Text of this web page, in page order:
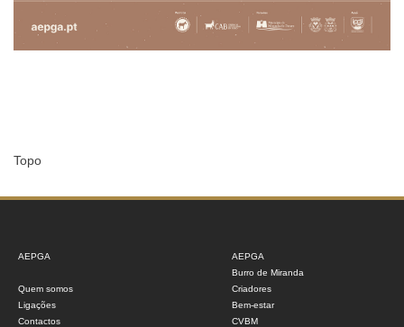
Topo
AEPGA
Quem somos
Ligações
Contactos
AEPGA
Burro de Miranda
Criadores
Bem-estar
CVBM